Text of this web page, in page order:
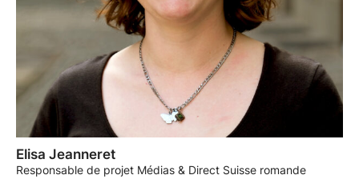
Elisa Jeanneret
Responsable de projet Médias & Direct Suisse romande